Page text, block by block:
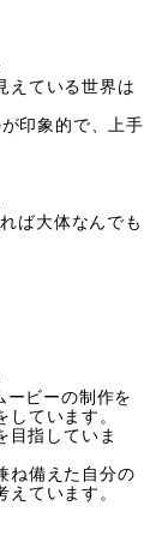
えている世界は
印象的で、上手
ば大体なんでも
ビーの制作を
ています。
目指していま
ね備えた自分の
ています。